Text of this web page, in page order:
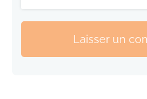
Laisser un